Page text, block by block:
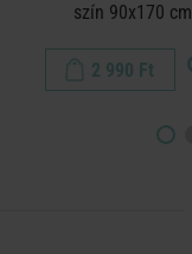
szín 90x170 cm
2 990 Ft